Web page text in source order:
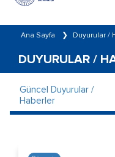
Ana Sayfa ❯ Duyurular /
DUYURULAR /
Güncel Duyurular /
Haberler